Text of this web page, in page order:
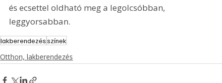
és ecsettel oldható meg a legolcsóbban,
leggyorsabban.
lakberendezésszínek
Otthon, lakberendezés